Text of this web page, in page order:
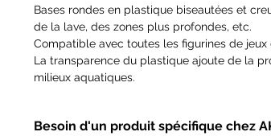
Bases rondes en plastique biseautées et
de la lave, des zones plus profondes, etc.
Compatible avec toutes les figurines de
La transparence du plastique ajoute de la
milieux aquatiques.
Couleur : Transparent
Besoin d'un produit spécifique chez